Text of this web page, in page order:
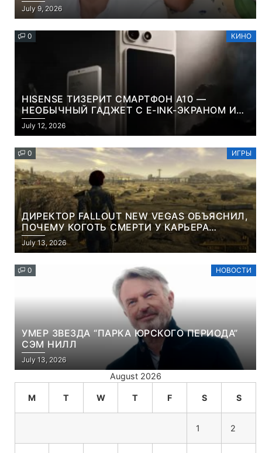
July 9, 2026
0 КИНО
HISENSE ТИЗЕРИТ СМАРТФОН A10 —
НЕОБЫЧНЫЙ ГАДЖЕТ С E-INK-ЭКРАНОМ И
СЪЕМНОЙ LCD-ПАНЕЛЬЮ ДЛЯ ЦВЕТНОГО
КОНТЕНТА И СОЦСЕТЕЙ
July 12, 2026
0 ИГРЫ
ДИРЕКТОР FALLOUT NEW VEGAS ОБЪЯСНИЛ,
ПОЧЕМУ КОГОТЬ СМЕРТИ У КАРЬЕРА
НАМЕРЕННО СНОСИТ ВАМ ГОЛОВУ
July 13, 2026
0 НОВОСТИ
УМЕР ЗВЕЗДА “ПАРКА ЮРСКОГО ПЕРИОДА”
СЭМ НИЛЛ
July 13, 2026
August 2026
M T W T F S S
1 2